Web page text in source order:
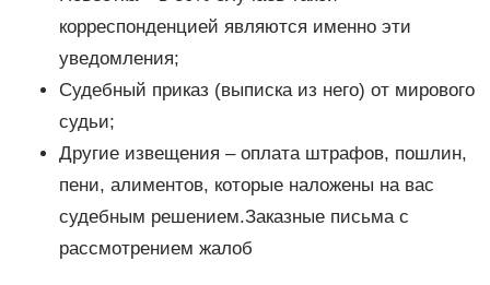
корреспонденцией являются именно эти
уведомления;
Судебный приказ (выписка из него) от мирового
судьи;
Другие извещения – оплата штрафов, пошлин,
пени, алиментов, которые наложены на вас
судебным решением.Заказные письма с
рассмотрением жалоб